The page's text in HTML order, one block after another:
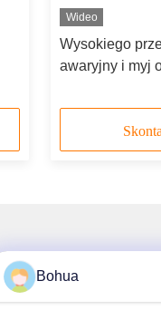
Wideo
Wysokiego
awaryjny i myj
nierdzewnej
Bohua